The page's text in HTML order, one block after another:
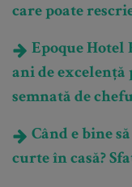
care poate
Epoque Hotel
ani de
semnată de
Când e bine
curte în casă?